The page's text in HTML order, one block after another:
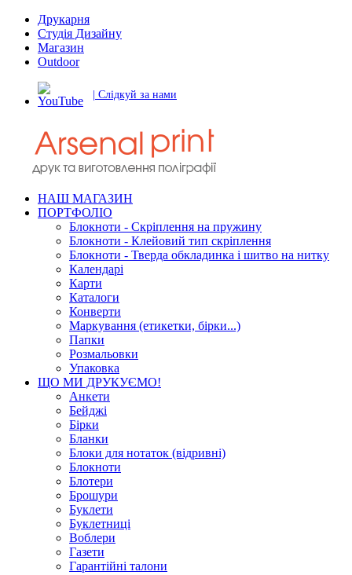
Друкарня
Студія Дизайну
Магазин
Outdoor
| Слідкуй за нами
НАШ МАГАЗИН
ПОРТФОЛІО
Блокноти - Скріплення на пружину
Блокноти - Клейовий тип скріплення
Блокноти - Тверда обкладинка і шитво на нитку
Календарі
Карти
Каталоги
Конверти
Маркування (етикетки, бірки...)
Папки
Розмальовки
Упаковка
ЩО МИ ДРУКУЄМО!
Анкети
Бейджі
Бірки
Бланки
Блоки для нотаток (відривні)
Блокноти
Блотери
Брошури
Буклети
Буклетниці
Воблери
Газети
Гарантійні талони